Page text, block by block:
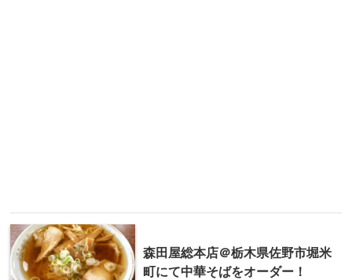
森田屋総本店＠栃木県佐野市堀米
町にて中華そばをオーダー！